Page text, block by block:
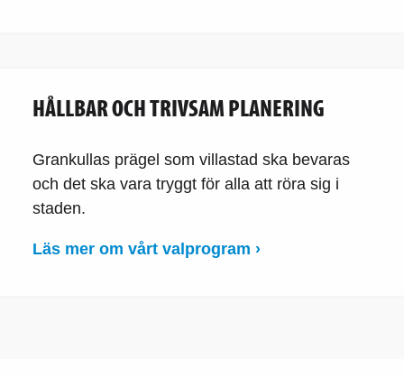
HÅLLBAR OCH TRIVSAM PLANERING
Grankullas prägel som villastad ska bevaras
och det ska vara tryggt för alla att röra sig i
staden.
Läs mer om vårt valprogram ›